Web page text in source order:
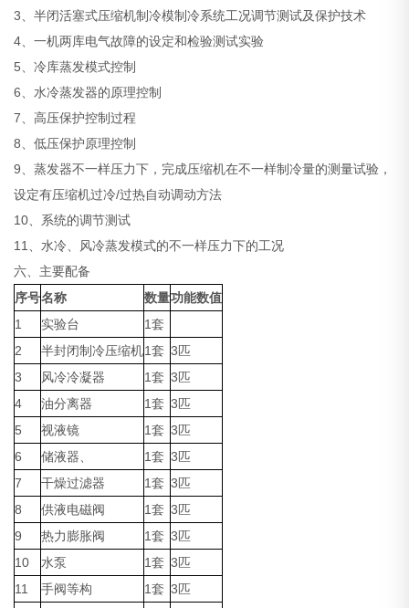
3、半闭活塞式压缩机制冷模制冷系统工况调节测试及保护技术
4、一机两库电气故障的设定和检验测试实验
5、冷库蒸发模式控制
6、水冷蒸发器的原理控制
7、高压保护控制过程
8、低压保护原理控制
9、蒸发器不一样压力下，完成压缩机在不一样制冷量的测量试验，
设定有压缩机过冷/过热自动调动方法
10、系统的调节测试
11、水冷、风冷蒸发模式的不一样压力下的工况
六、主要配备
序号名称 数量功能数值
1
实验台
1套
2
半封闭制冷压缩机1套 3匹
3
风冷冷凝器 1套 3匹
4
油分离器 1套 3匹
5
视液镜 1套 3匹
6
储液器、 1套 3匹
7
干燥过滤器 1套 3匹
8
供液电磁阀 1套 3匹
9
热力膨胀阀 1套 3匹
10
水泵 1套 3匹
11
手阀等构 1套 3匹